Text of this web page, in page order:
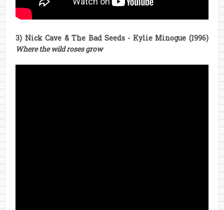
3) Nick Cave & The Bad Seeds - Kylie Minogue (1996)
Where the wild roses grow